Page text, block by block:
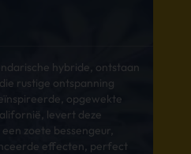
hybride, ontstaan
rustige ontspanning
opgewekte
levert deze
zoete bessengeur,
effecten, perfect